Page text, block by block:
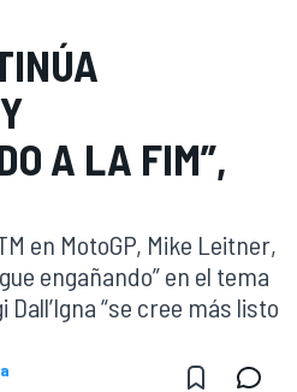
A LA FIM”,
en MotoGP, Mike Leitner,
engañando” en el tema
“se cree más listo